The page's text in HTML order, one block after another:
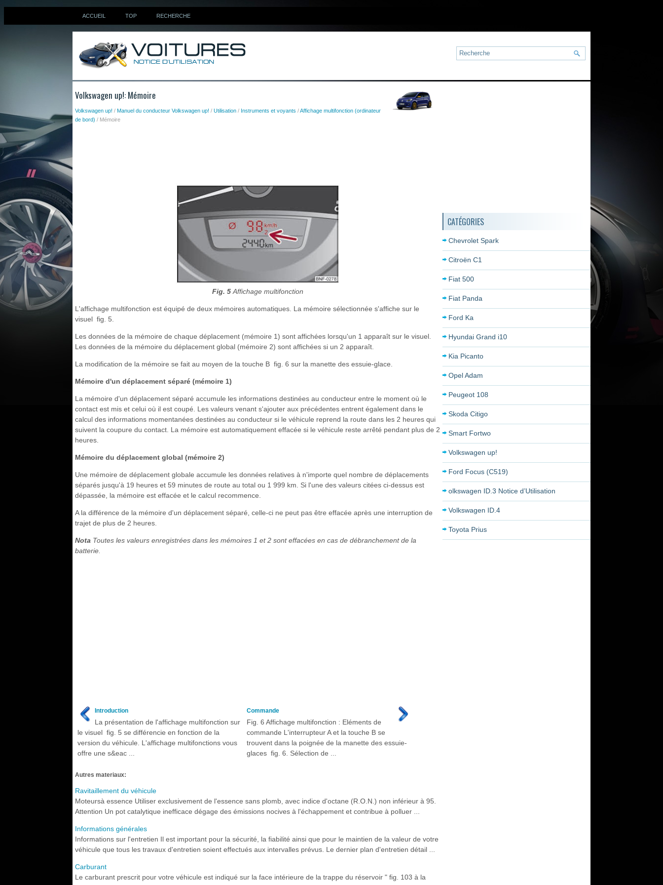
ACCUEIL TOP RECHERCHE
Volkswagen up!: Mémoire
Volkswagen up! / Manuel du conducteur Volkswagen up! / Utilisation / Instruments et voyants /Affichage multifonction (ordinateur
de bord) / Mémoire
Fig. 5 Affichage multifonction
L'affichage multifonction est équipé de deux mémoires automatiques. La mémoire sélectionnée s'affiche sur le
visuel fig. 5.
Les données de la mémoire de chaque déplacement (mémoire 1) sont affichées lorsqu'un 1 apparaît sur le visuel.
Les données de la mémoire du déplacement global (mémoire 2) sont affichées si un 2 apparaît.
La modification de la mémoire se fait au moyen de la touche B fig. 6 sur la manette des essuie-glace.
Mémoire d'un déplacement séparé (mémoire 1)
La mémoire d'un déplacement séparé accumule les informations destinées au conducteur entre le moment où le
contact est mis et celui où il est coupé. Les valeurs venant s'ajouter aux précédentes entrent également dans le
calcul des informations momentanées destinées au conducteur si le véhicule reprend la route dans les 2 heures qui
suivent la coupure du contact. La mémoire est automatiquement effacée si le véhicule reste arrêté pendant plus de 2
heures.
Mémoire du déplacement global (mémoire 2)
Une mémoire de déplacement globale accumule les données relatives à n'importe quel nombre de déplacements
séparés jusqu'à 19 heures et 59 minutes de route au total ou 1 999 km. Si l'une des valeurs citées ci-dessus est
dépassée, la mémoire est effacée et le calcul recommence.
A la différence de la mémoire d'un déplacement séparé, celle-ci ne peut pas être effacée après une interruption de
trajet de plus de 2 heures.
Nota Toutes les valeurs enregistrées dans les mémoires 1 et 2 sont effacées en cas de débranchement de la
batterie.
Introduction
La présentation de l'affichage multifonction sur
le visuel fig. 5 se différencie en fonction de la
version du véhicule. L'affichage multifonctions vous
offre une s&eac ...
Commande
Fig. 6 Affichage multifonction : Eléments de
commande L'interrupteur A et la touche B se
trouvent dans la poignée de la manette des essuie-
glaces fig. 6. Sélection de ...
Autres materiaux:
Ravitaillement du véhicule
Moteursà essence Utiliser exclusivement de l'essence sans plomb, avec indice d'octane (R.O.N.) non inférieur à 95.
Attention Un pot catalytique inefficace dégage des émissions nocives à l'échappement et contribue à polluer ...
Informations générales
Informations sur l'entretien Il est important pour la sécurité, la fiabilité ainsi que pour le maintien de la valeur de votre
véhicule que tous les travaux d'entretien soient effectués aux intervalles prévus. Le dernier plan d'entretien détail ...
Carburant
Le carburant prescrit pour votre véhicule est indiqué sur la face intérieure de la trappe du réservoir " fig. 103 à la
CATÉGORIES
Chevrolet Spark
Citroën C1
Fiat 500
Fiat Panda
Ford Ka
Hyundai Grand i10
Kia Picanto
Opel Adam
Peugeot 108
Skoda Citigo
Smart Fortwo
Volkswagen up!
Ford Focus (C519)
olkswagen ID.3 Notice d’Utilisation
Volkswagen ID.4
Toyota Prius